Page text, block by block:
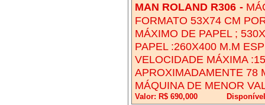
MAN ROLAND R306 -
FORMATO 53X74 CM
MÁXIMO DE PAPEL ;
PAPEL :260X400 M.M
VELOCIDADE MÁXIMA
APROXIMADAMENTE 78
MÁQUINA DE MENOR
Valor: R$ 690,000